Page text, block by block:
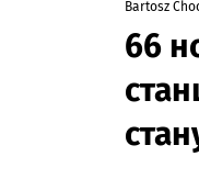
Bartosz
66